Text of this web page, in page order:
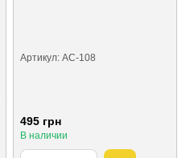
Артикул: AC-108
495 грн
В наличии